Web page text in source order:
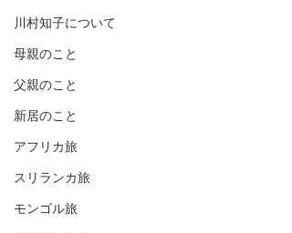
川村知子について
母親のこと
父親のこと
新居のこと
アフリカ旅
スリランカ旅
モンゴル旅